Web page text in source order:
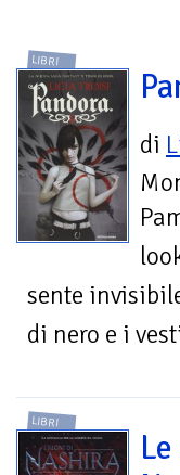
LIBRI
di
sente
di nero e i
LIBRI